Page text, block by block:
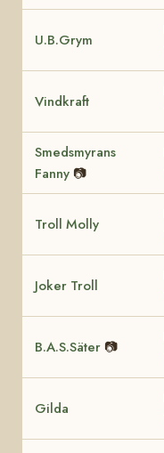
U.B.Grym
Vindkraft
Smedsmyrans
Fanny 📷
Troll Molly
Joker Troll
B.A.S.Säter 📷
Gilda